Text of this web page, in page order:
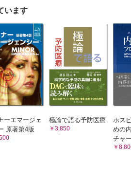
難病を抱えて生きるということ
ソン病患者が利用できる可能性のある主な制度
ソン病や類縁疾患の診断基準
ーキンソニズムを起こしやすい薬剤の一覧
査
視点から）
まった事例
物療法による有害事象で尿閉に至った
います
ーエマージェ
原著第4版
極論で語る予防医療
￥3,850
ホス
めの
チャ
￥